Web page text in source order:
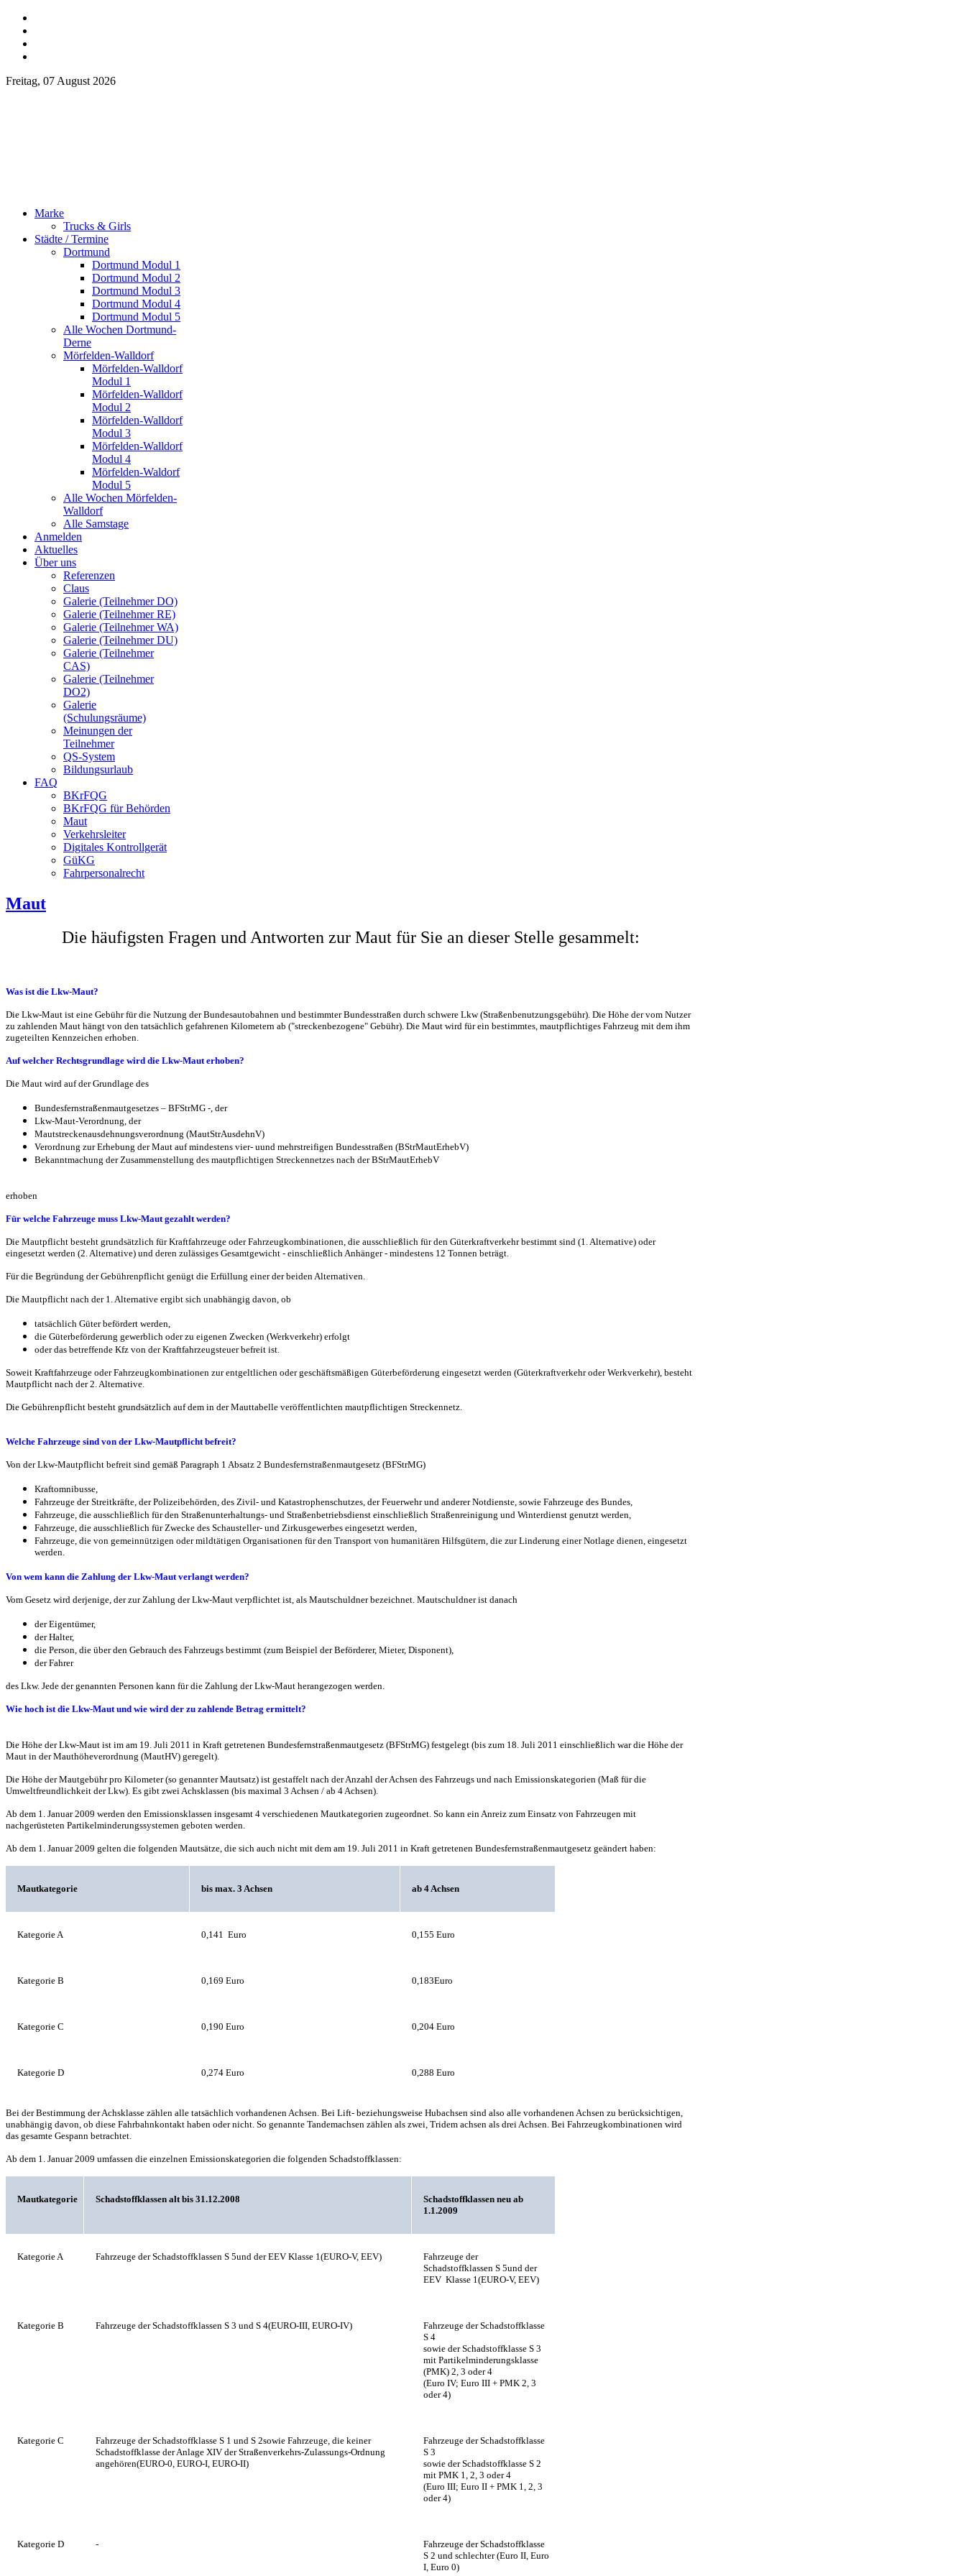
Freitag, 07 August 2026
Marke
Trucks & Girls
Städte / Termine
Dortmund
Dortmund Modul 1
Dortmund Modul 2
Dortmund Modul 3
Dortmund Modul 4
Dortmund Modul 5
Alle Wochen Dortmund-
Derne
Mörfelden-Walldorf
Mörfelden-Walldorf
Modul 1
Mörfelden-Walldorf
Modul 2
Mörfelden-Walldorf
Modul 3
Mörfelden-Walldorf
Modul 4
Mörfelden-Waldorf
Modul 5
Alle Wochen Mörfelden-
Walldorf
Alle Samstage
Anmelden
Aktuelles
Über uns
Referenzen
Claus
Galerie (Teilnehmer DO)
Galerie (Teilnehmer RE)
Galerie (Teilnehmer WA)
Galerie (Teilnehmer DU)
Galerie (Teilnehmer
CAS)
Galerie (Teilnehmer
DO2)
Galerie
(Schulungsräume)
Meinungen der
Teilnehmer
QS-System
Bildungsurlaub
FAQ
BKrFQG
BKrFQG für Behörden
Maut
Verkehrsleiter
Digitales Kontrollgerät
GüKG
Fahrpersonalrecht
Maut
Die häufigsten Fragen und Antworten zur Maut für Sie an dieser Stelle gesammelt:
Was ist die Lkw-Maut?
Die Lkw-Maut ist eine Gebühr für die Nutzung der Bundesautobahnen und bestimmter Bundesstraßen durch schwere Lkw (Straßenbenutzungsgebühr). Die Höhe der vom Nutzer
zu zahlenden Maut hängt von den tatsächlich gefahrenen Kilometern ab ("streckenbezogene" Gebühr). Die Maut wird für ein bestimmtes, mautpflichtiges Fahrzeug mit dem ihm
zugeteilten Kennzeichen erhoben.
Auf welcher Rechtsgrundlage wird die Lkw-Maut erhoben?
Die Maut wird auf der Grundlage des
Bundesfernstraßenmautgesetzes – BFStrMG -, der
Lkw-Maut-Verordnung, der
Mautstreckenausdehnungsverordnung (MautStrAusdehnV)
Verordnung zur Erhebung der Maut auf mindestens vier- uund mehrstreifigen Bundesstraßen (BStrMautErhebV)
Bekanntmachung der Zusammenstellung des mautpflichtigen Streckennetzes nach der BStrMautErhebV
erhoben
Für welche Fahrzeuge muss Lkw-Maut gezahlt werden?
Die Mautpflicht besteht grundsätzlich für Kraftfahrzeuge oder Fahrzeugkombinationen, die ausschließlich für den Güterkraftverkehr bestimmt sind (1. Alternative) oder
eingesetzt werden (2. Alternative) und deren zulässiges Gesamtgewicht - einschließlich Anhänger - mindestens 12 Tonnen beträgt.
Für die Begründung der Gebührenpflicht genügt die Erfüllung einer der beiden Alternativen.
Die Mautpflicht nach der 1. Alternative ergibt sich unabhängig davon, ob
tatsächlich Güter befördert werden,
die Güterbeförderung gewerblich oder zu eigenen Zwecken (Werkverkehr) erfolgt
oder das betreffende Kfz von der Kraftfahrzeugsteuer befreit ist.
Soweit Kraftfahrzeuge oder Fahrzeugkombinationen zur entgeltlichen oder geschäftsmäßigen Güterbeförderung eingesetzt werden (Güterkraftverkehr oder Werkverkehr), besteht
Mautpflicht nach der 2. Alternative.
Die Gebührenpflicht besteht grundsätzlich auf dem in der Mauttabelle veröffentlichten mautpflichtigen Streckennetz.
Welche Fahrzeuge sind von der Lkw-Mautpflicht befreit?
Von der Lkw-Mautpflicht befreit sind gemäß Paragraph 1 Absatz 2 Bundesfernstraßenmautgesetz (BFStrMG)
Kraftomnibusse,
Fahrzeuge der Streitkräfte, der Polizeibehörden, des Zivil- und Katastrophenschutzes, der Feuerwehr und anderer Notdienste, sowie Fahrzeuge des Bundes,
Fahrzeuge, die ausschließlich für den Straßenunterhaltungs- und Straßenbetriebsdienst einschließlich Straßenreinigung und Winterdienst genutzt werden,
Fahrzeuge, die ausschließlich für Zwecke des Schausteller- und Zirkusgewerbes eingesetzt werden,
Fahrzeuge, die von gemeinnützigen oder mildtätigen Organisationen für den Transport von humanitären Hilfsgütern, die zur Linderung einer Notlage dienen, eingesetzt
werden.
Von wem kann die Zahlung der Lkw-Maut verlangt werden?
Vom Gesetz wird derjenige, der zur Zahlung der Lkw-Maut verpflichtet ist, als Mautschuldner bezeichnet. Mautschuldner ist danach
der Eigentümer,
der Halter,
die Person, die über den Gebrauch des Fahrzeugs bestimmt (zum Beispiel der Beförderer, Mieter, Disponent),
der Fahrer
des Lkw. Jede der genannten Personen kann für die Zahlung der Lkw-Maut herangezogen werden.
Wie hoch ist die Lkw-Maut und wie wird der zu zahlende Betrag ermittelt?
Die Höhe der Lkw-Maut ist im am 19. Juli 2011 in Kraft getretenen Bundesfernstraßenmautgesetz (BFStrMG) festgelegt (bis zum 18. Juli 2011 einschließlich war die Höhe der
Maut in der Mauthöheverordnung (MautHV) geregelt).
Die Höhe der Mautgebühr pro Kilometer (so genannter Mautsatz) ist gestaffelt nach der Anzahl der Achsen des Fahrzeugs und nach Emissionskategorien (Maß für die
Umweltfreundlichkeit der Lkw). Es gibt zwei Achsklassen (bis maximal 3 Achsen / ab 4 Achsen).
Ab dem 1. Januar 2009 werden den Emissionsklassen insgesamt 4 verschiedenen Mautkategorien zugeordnet. So kann ein Anreiz zum Einsatz von Fahrzeugen mit
nachgerüsteten Partikelminderungssystemen geboten werden.
Ab dem 1. Januar 2009 gelten die folgenden Mautsätze, die sich auch nicht mit dem am 19. Juli 2011 in Kraft getretenen Bundesfernstraßenmautgesetz geändert haben:
Mautkategorie bis max. 3 Achsen ab 4 Achsen
Kategorie A 0,141 Euro 0,155 Euro
Kategorie B 0,169 Euro 0,183Euro
Kategorie C 0,190 Euro 0,204 Euro
Kategorie D 0,274 Euro 0,288 Euro
Bei der Bestimmung der Achsklasse zählen alle tatsächlich vorhandenen Achsen. Bei Lift- beziehungsweise Hubachsen sind also alle vorhandenen Achsen zu berücksichtigen,
unabhängig davon, ob diese Fahrbahnkontakt haben oder nicht. So genannte Tandemachsen zählen als zwei, Tridem achsen als drei Achsen. Bei Fahrzeugkombinationen wird
das gesamte Gespann betrachtet.
Ab dem 1. Januar 2009 umfassen die einzelnen Emissionskategorien die folgenden Schadstoffklassen:
Mautkategorie Schadstoffklassen alt bis 31.12.2008
Schadstoffklassen neu ab
1.1.2009
Kategorie A Fahrzeuge der Schadstoffklassen S 5und der EEV Klasse 1(EURO-V, EEV)
Fahrzeuge der
Schadstoffklassen S 5und der
EEV Klasse 1(EURO-V, EEV)
Kategorie B Fahrzeuge der Schadstoffklassen S 3 und S 4(EURO-III, EURO-IV)
Fahrzeuge der Schadstoffklasse
S 4
sowie der Schadstoffklasse S 3
mit Partikelminderungsklasse
(PMK) 2, 3 oder 4
(Euro IV; Euro III + PMK 2, 3
oder 4)
Kategorie C
Fahrzeuge der Schadstoffklasse S 1 und S 2sowie Fahrzeuge, die keiner
Schadstoffklasse der Anlage XIV der Straßenverkehrs-Zulassungs-Ordnung
angehören(EURO-0, EURO-I, EURO-II)
Fahrzeuge der Schadstoffklasse
S 3
sowie der Schadstoffklasse S 2
mit PMK 1, 2, 3 oder 4
(Euro III; Euro II + PMK 1, 2, 3
oder 4)
Kategorie D -
Fahrzeuge der Schadstoffklasse
S 2 und schlechter (Euro II, Euro
I, Euro 0)